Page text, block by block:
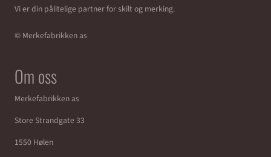
Vi er din pålitelige partner for skilt og merking.
© Merkefabrikken as
Om oss
Merkefabrikken as
Store Strandgate 33
1550 Hølen